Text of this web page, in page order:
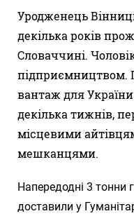
Уродженець
декілька років
Словаччині.
підприємництвом.
вантаж для
декілька тижнів,
місцевими
мешканцями.
Напередодні 3 тонни
доставили у